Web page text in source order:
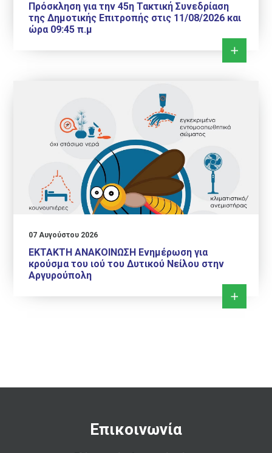
Πρόσκληση για την 45η Τακτική Συνεδρίαση
της Δημοτικής Επιτροπής στις 11/08/2026 και
ώρα 09:45 π.μ
07 Αυγούστου 2026
ΕΚΤΑΚΤΗ ΑΝΑΚΟΙΝΩΣΗ Ενημέρωση για
κρούσμα του ιού του Δυτικού Νείλου στην
Αργυρούπολη
Επικοινωνία